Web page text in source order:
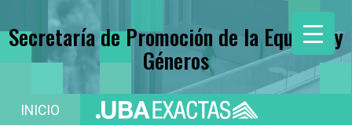
Secretaría de Promoción de la Equidad y
Géneros
INICIO